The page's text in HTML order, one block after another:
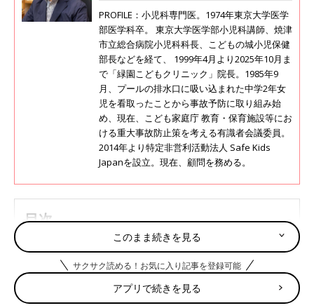
PROFILE：小児科専門医。1974年東京大学医学
部医学科卒。 東京大学医学部小児科講師、焼津
市立総合病院小児科科長、こどもの城小児保健
部長などを経て、 1999年4月より2025年10月ま
で「緑園こどもクリニック」院長。1985年9
月、プールの排水口に吸い込まれた中学2年女
児を看取ったことから事故予防に取り組み始
め、現在、こども家庭庁 教育・保育施設等にお
ける重大事故防止策を考える有識者会議委員。
2014年より特定非営利活動法人 Safe Kids
Japanを設立。現在、顧問を務める。
目次
まずはベビーバス選びから！沐浴の場所に合わせて考
えよう
沐浴はいつまで？意外とすぐにやってくる大人と一緒
のお風呂デビュー！
このまま続きを見る
サクサク読める！お気に入り記事を登録可能
アプリで続きを見る